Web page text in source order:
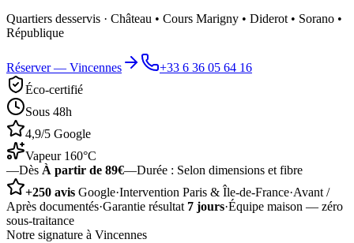
Quartiers desservis · Château • Cours Marigny • Diderot • Sorano •
République
Réserver — Vincennes
+33 6 36 05 64 16
Éco-certifié
Sous 48h
4,9/5 Google
Vapeur 160°C
—Dès À partir de 89€—Durée : Selon dimensions et fibre
+250 avis Google·Intervention Paris & Île-de-France·Avant /
Après documentés·Garantie résultat 7 jours·Équipe maison — zéro
sous-traitance
Notre signature à Vincennes